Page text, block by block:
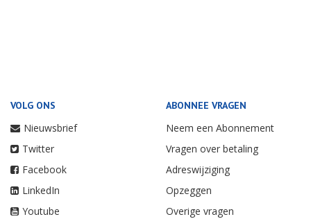
VOLG ONS
Nieuwsbrief
Twitter
Facebook
LinkedIn
Youtube
ABONNEE VRAGEN
Neem een Abonnement
Vragen over betaling
Adreswijziging
Opzeggen
Overige vragen